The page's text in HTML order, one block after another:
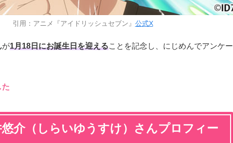
引用：アニメ『アイドリッシュセブン』 公式X
が1月18日にお誕生日を迎えることを記念し、にじめんでアンケー
介（しらいゆうすけ）さんプロフィー